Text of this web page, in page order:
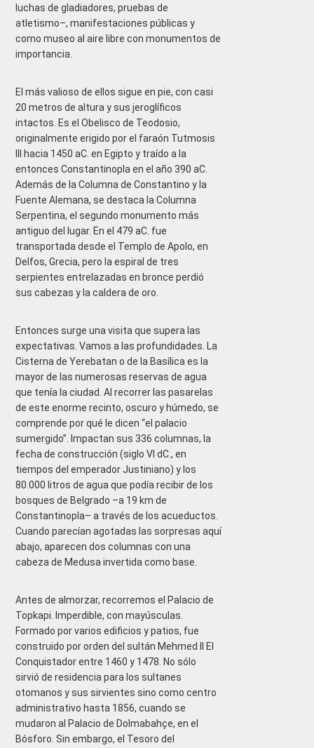
luchas de gladiadores, pruebas de
atletismo–, manifestaciones públicas y
como museo al aire libre con monumentos de
importancia.
El más valioso de ellos sigue en pie, con casi
20 metros de altura y sus jeroglíficos
intactos. Es el Obelisco de Teodosio,
originalmente erigido por el faraón Tutmosis
III hacia 1450 aC. en Egipto y traído a la
entonces Constantinopla en el año 390 aC.
Además de la Columna de Constantino y la
Fuente Alemana, se destaca la Columna
Serpentina, el segundo monumento más
antiguo del lugar. En el 479 aC. fue
transportada desde el Templo de Apolo, en
Delfos, Grecia, pero la espiral de tres
serpientes entrelazadas en bronce perdió
sus cabezas y la caldera de oro.
Entonces surge una visita que supera las
expectativas. Vamos a las profundidades. La
Cisterna de Yerebatan o de la Basílica es la
mayor de las numerosas reservas de agua
que tenía la ciudad. Al recorrer las pasarelas
de este enorme recinto, oscuro y húmedo, se
comprende por qué le dicen “el palacio
sumergido”. Impactan sus 336 columnas, la
fecha de construcción (siglo VI dC., en
tiempos del emperador Justiniano) y los
80.000 litros de agua que podía recibir de los
bosques de Belgrado –a 19 km de
Constantinopla– a través de los acueductos.
Cuando parecían agotadas las sorpresas aquí
abajo, aparecen dos columnas con una
cabeza de Medusa invertida como base.
Antes de almorzar, recorremos el Palacio de
Topkapi. Imperdible, con mayúsculas.
Formado por varios edificios y patios, fue
construido por orden del sultán Mehmed II El
Conquistador entre 1460 y 1478. No sólo
sirvió de residencia para los sultanes
otomanos y sus sirvientes sino como centro
administrativo hasta 1856, cuando se
mudaron al Palacio de Dolmabahçe, en el
Bósforo. Sin embargo, el Tesoro del